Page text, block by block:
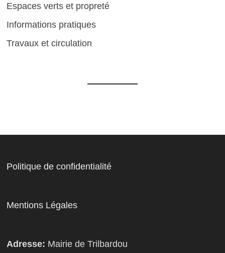
Espaces verts et propreté
Informations pratiques
Travaux et circulation
Politique de confidentialité
Mentions Légales
Adresse: Mairie de Trilbardou